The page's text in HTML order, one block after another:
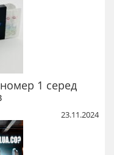
1 серед
23.11.2024